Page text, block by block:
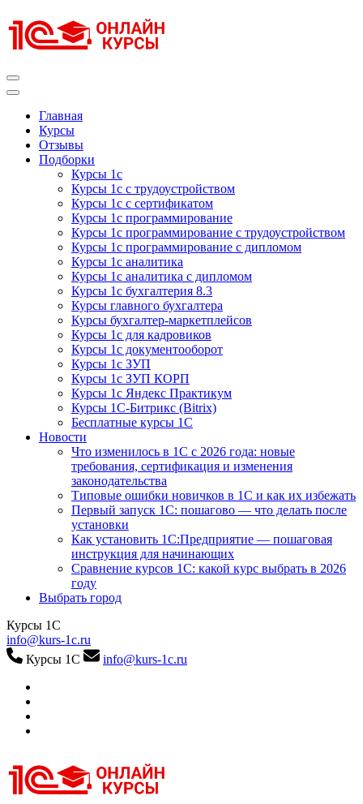
к
содержимому
Главная
Курсы
Отзывы
Подборки
Курсы 1с
Курсы 1с с трудоустройством
Курсы 1с с сертификатом
Курсы 1с программирование
Курсы 1с программирование с трудоустройством
Курсы 1с программирование с дипломом
Курсы 1с аналитика
Курсы 1с аналитика с дипломом
Курсы 1с бухгалтерия 8.3
Курсы главного бухгалтера
Курсы бухгалтер-маркетплейсов
Курсы 1с для кадровиков
Курсы 1с документооборот
Курсы 1с ЗУП
Курсы 1с ЗУП КОРП
Курсы 1с Яндекс Практикум
Курсы 1С-Битрикс (Bitrix)
Бесплатные курсы 1С
Новости
Что изменилось в 1С с 2026 года: новые
требования, сертификация и изменения
законодательства
Типовые ошибки новичков в 1С и как их избежать
Первый запуск 1С: пошагово — что делать после
установки
Как установить 1С:Предприятие — пошаговая
инструкция для начинающих
Сравнение курсов 1С: какой курс выбрать в 2026
году
Выбрать город
Курсы 1С
info@kurs-1c.ru
Курсы 1С
info@kurs-1c.ru